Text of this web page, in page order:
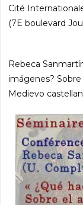
Cité
(7E boulevard
Rebeca
imágenes?
Medievo